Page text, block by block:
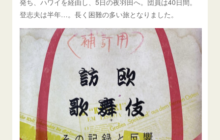
登志夫は半年…。長く困難の多い旅となりました。